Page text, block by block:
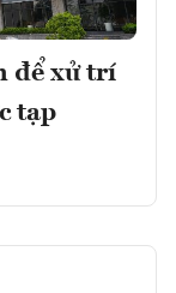
để xử trí
tạp